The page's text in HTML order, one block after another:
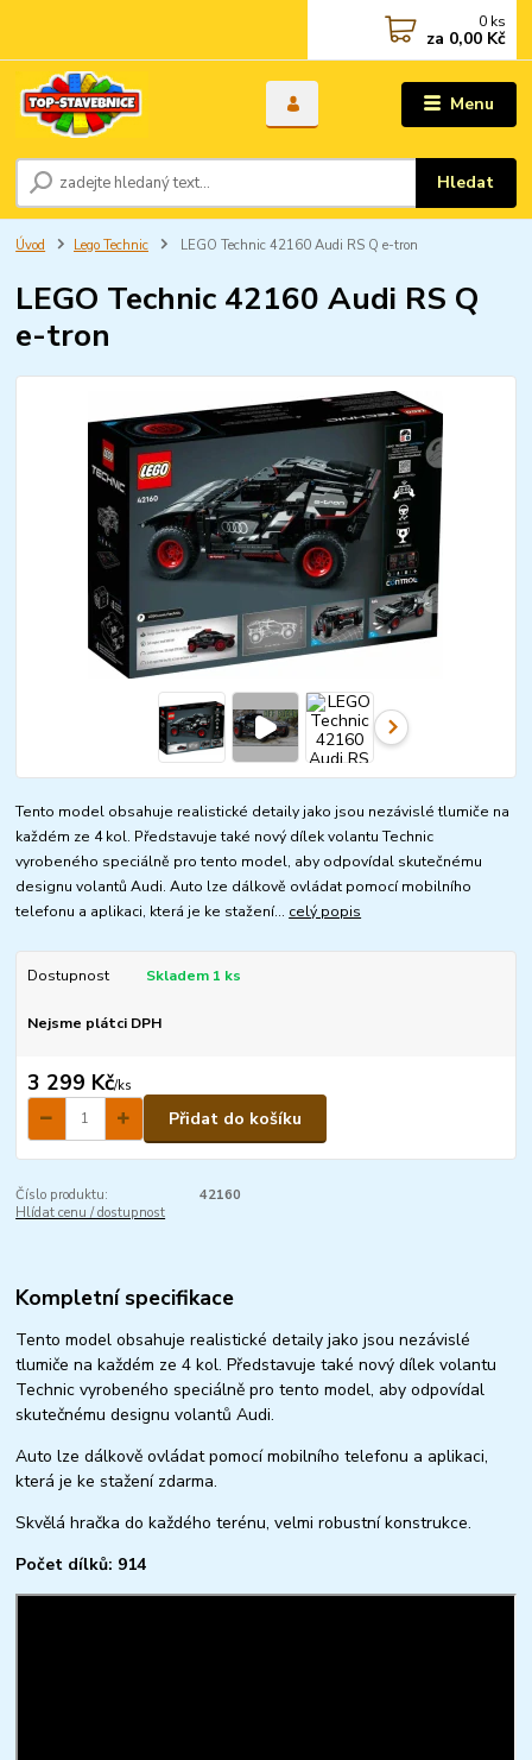
Menu
Hledat
0 ks
za 0,00 Kč
Úvod Lego Technic LEGO Technic 42160 Audi RS Q e-tron
LEGO Technic 42160 Audi RS Q
e-tron
Tento model obsahuje realistické detaily jako jsou nezávislé tlumiče na
každém ze 4 kol. Představuje také nový dílek volantu Technic
vyrobeného speciálně pro tento model, aby odpovídal skutečnému
designu volantů Audi. Auto lze dálkově ovládat pomocí mobilního
telefonu a aplikaci, která je ke stažení... celý popis
Dostupnost Skladem 1 ks
Nejsme plátci DPH
3 299 Kč/ks
Přidat do košíku
Číslo produktu:
42160
Hlídat cenu / dostupnost
Kompletní specifikace
Tento model obsahuje realistické detaily jako jsou nezávislé
tlumiče na každém ze 4 kol. Představuje také nový dílek volantu
Technic vyrobeného speciálně pro tento model, aby odpovídal
skutečnému designu volantů Audi.
Auto lze dálkově ovládat pomocí mobilního telefonu a aplikaci,
která je ke stažení zdarma.
Skvělá hračka do každého terénu, velmi robustní konstrukce.
Počet dílků: 914